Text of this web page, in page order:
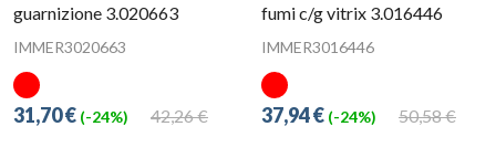
guarnizione 3.020663
IMMER3020663
42,26 €
31,70 € (-24%)
fumi c/g vitrix 3.016446
IMMER3016446
50,58 €
37,94 € (-24%)